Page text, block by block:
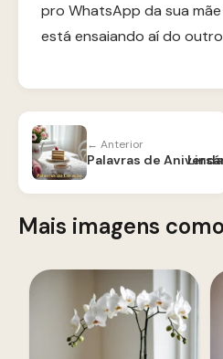
pro WhatsApp da sua
está ensaiando aí do
← Anterior
Mais imagens